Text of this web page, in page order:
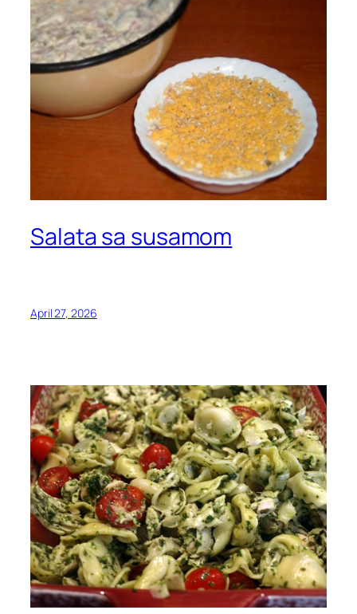
Salata sa susamom
April 27, 2026